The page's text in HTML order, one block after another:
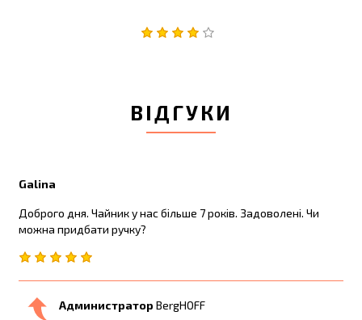
ВІДГУКИ
Galina
Доброго дня. Чайник у нас більше 7 років. Задоволені. Чи
можна придбати ручку?
Администратор BergHOFF